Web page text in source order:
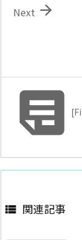

Next

 関連記事